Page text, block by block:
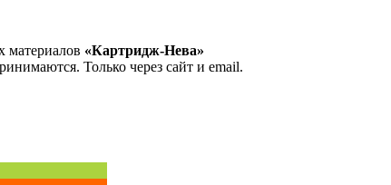
материалов «Картридж-Нева»
Только через сайт и email.